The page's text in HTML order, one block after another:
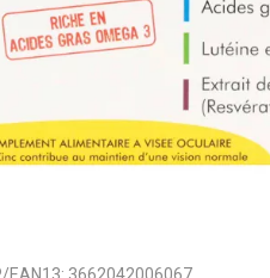
EAN13: 3662042006067